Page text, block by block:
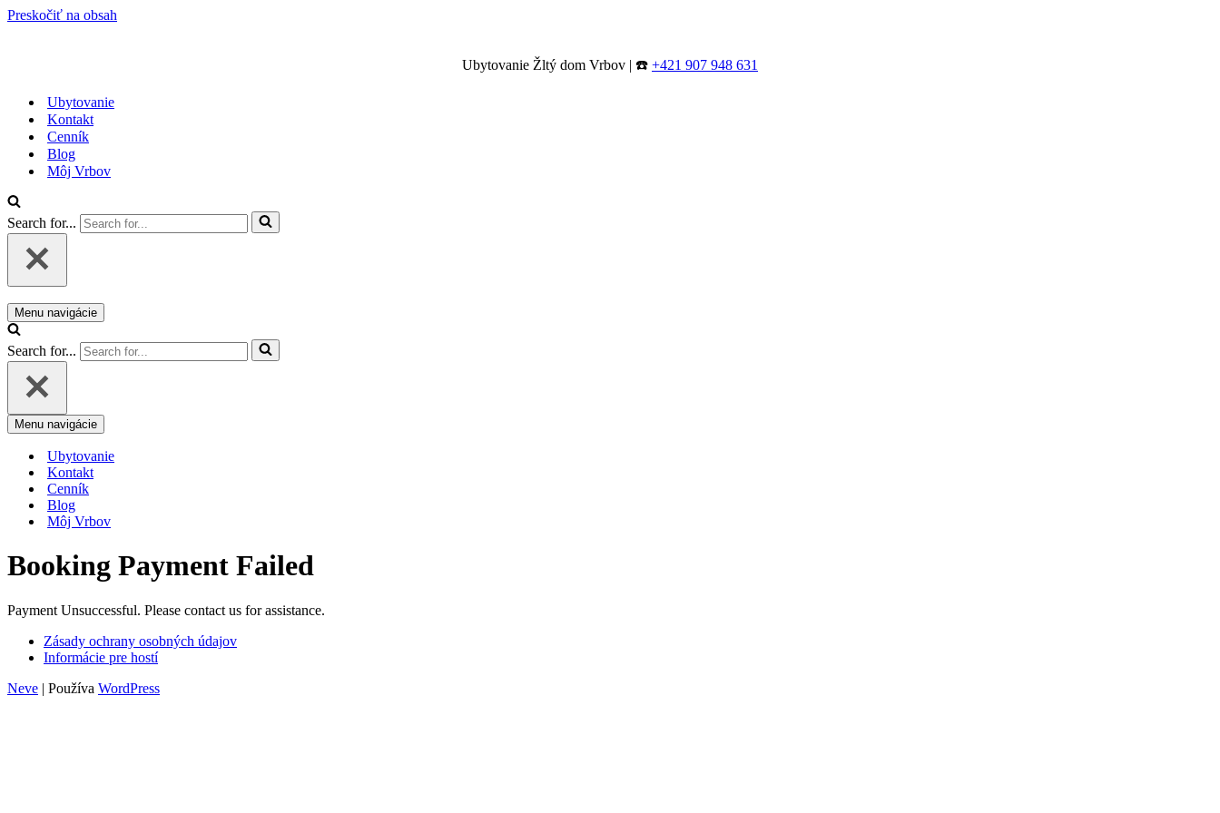
Preskočiť na obsah
Ubytovanie Žltý dom Vrbov | ☎️ +421 907 948 631
Ubytovanie
Kontakt
Cenník
Blog
Môj Vrbov
Search for...
Menu navigácie
Search for...
Menu navigácie
Ubytovanie
Kontakt
Cenník
Blog
Môj Vrbov
Booking Payment Failed
Payment Unsuccessful. Please contact us for assistance.
Zásady ochrany osobných údajov
Informácie pre hostí
Neve | Používa WordPress